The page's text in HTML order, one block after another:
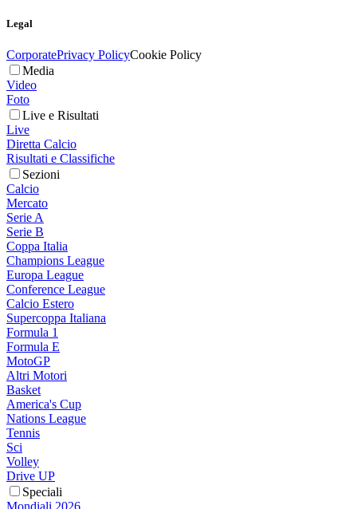
Legal
CorporatePrivacy PolicyCookie Policy
Media
Video
Foto
Live e Risultati
Live
Diretta Calcio
Risultati e Classifiche
Sezioni
Calcio
Mercato
Serie A
Serie B
Coppa Italia
Champions League
Europa League
Conference League
Calcio Estero
Supercoppa Italiana
Formula 1
Formula E
MotoGP
Altri Motori
Basket
America's Cup
Nations League
Tennis
Sci
Volley
Drive UP
Speciali